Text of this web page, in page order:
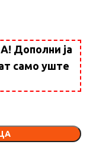
Дополни ја
само уште